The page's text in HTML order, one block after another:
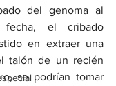
del genoma al
el cribado
en extraer una
talón de un recién
se podrían tomar